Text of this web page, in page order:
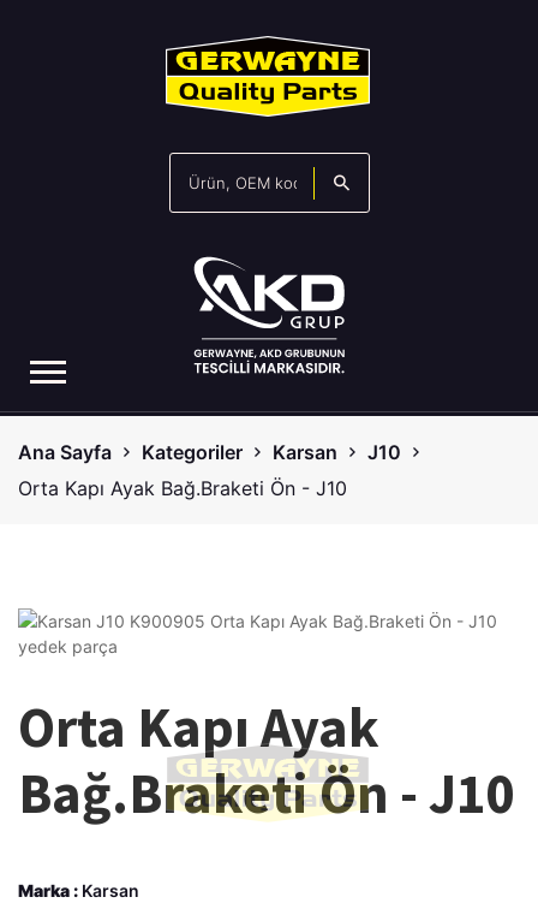
Ana Sayfa Kategoriler Karsan
J10
Orta Kapı Ayak Bağ.Braketi Ön - J10
Orta Kapı Ayak
Bağ.Braketi Ön - J10
Marka : Karsan